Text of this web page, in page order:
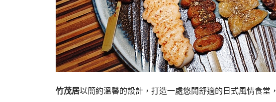
竹茂居以簡約溫馨的設計，打造一處悠閒舒適的日式風情食堂，